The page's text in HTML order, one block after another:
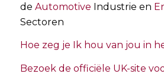
de Automotive Industrie en
Sectoren
Hoe zeg je Ik hou van jou in
Bezoek de officiële UK-site